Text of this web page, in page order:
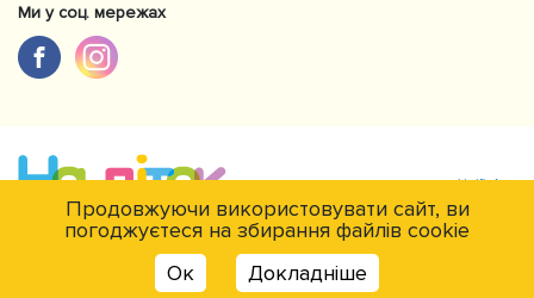
Ми у соц. мережах
© NaDitok © 2012-2026Інтернет-магазин товарів для дітей Naditok. Всі
Є питання?
Продовжуючи використовувати сайт, ви
погоджуєтеся на збирання файлів cookie
Ок
Докладніше